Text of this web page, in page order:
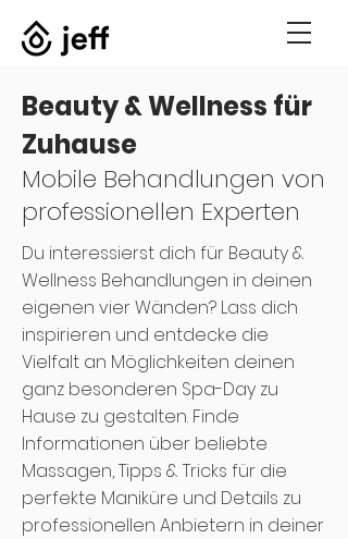
Beauty & Wellness für
Zuhause
Mobile Behandlungen von
professionellen Experten
Du interessierst dich für Beauty &
Wellness Behandlungen in deinen
eigenen vier Wänden? Lass dich
inspirieren und entdecke die
Vielfalt an Möglichkeiten deinen
ganz besonderen Spa-Day zu
Hause zu gestalten. Finde
Informationen über beliebte
Massagen, Tipps & Tricks für die
perfekte Maniküre und Details zu
professionellen Anbietern in deiner